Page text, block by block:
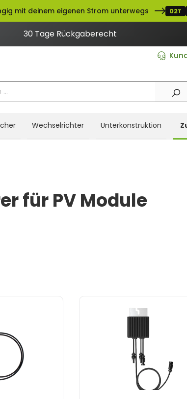
mit deinem eigenen Strom unterwegs 02T
30 Tage Rückgaberecht
Wechselrichter Unterkonstruktion
für PV Module